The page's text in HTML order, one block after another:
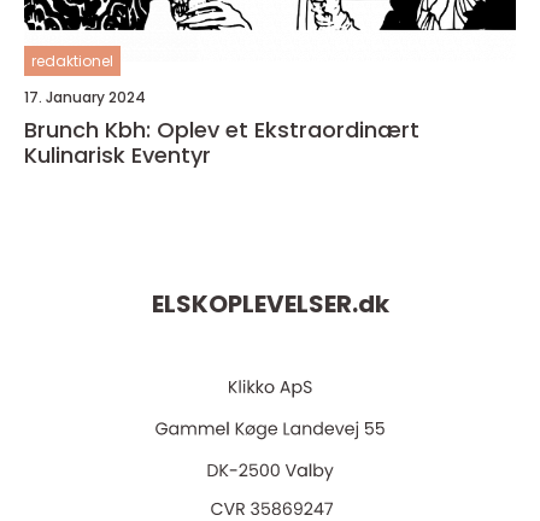
redaktionel
17. January 2024
Brunch Kbh: Oplev et Ekstraordinært
Kulinarisk Eventyr
ELSKOPLEVELSER.dk